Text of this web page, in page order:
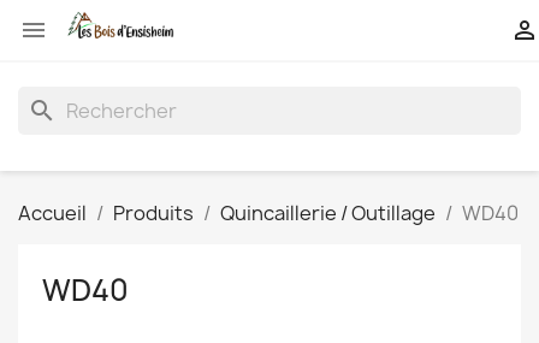
 
search
Accueil Produits Quincaillerie / Outillage WD40
WD40